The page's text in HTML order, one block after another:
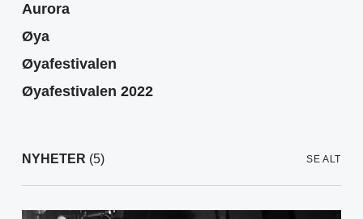
Aurora
Øya
Øyafestivalen
Øyafestivalen 2022
NYHETER (5) SE ALT